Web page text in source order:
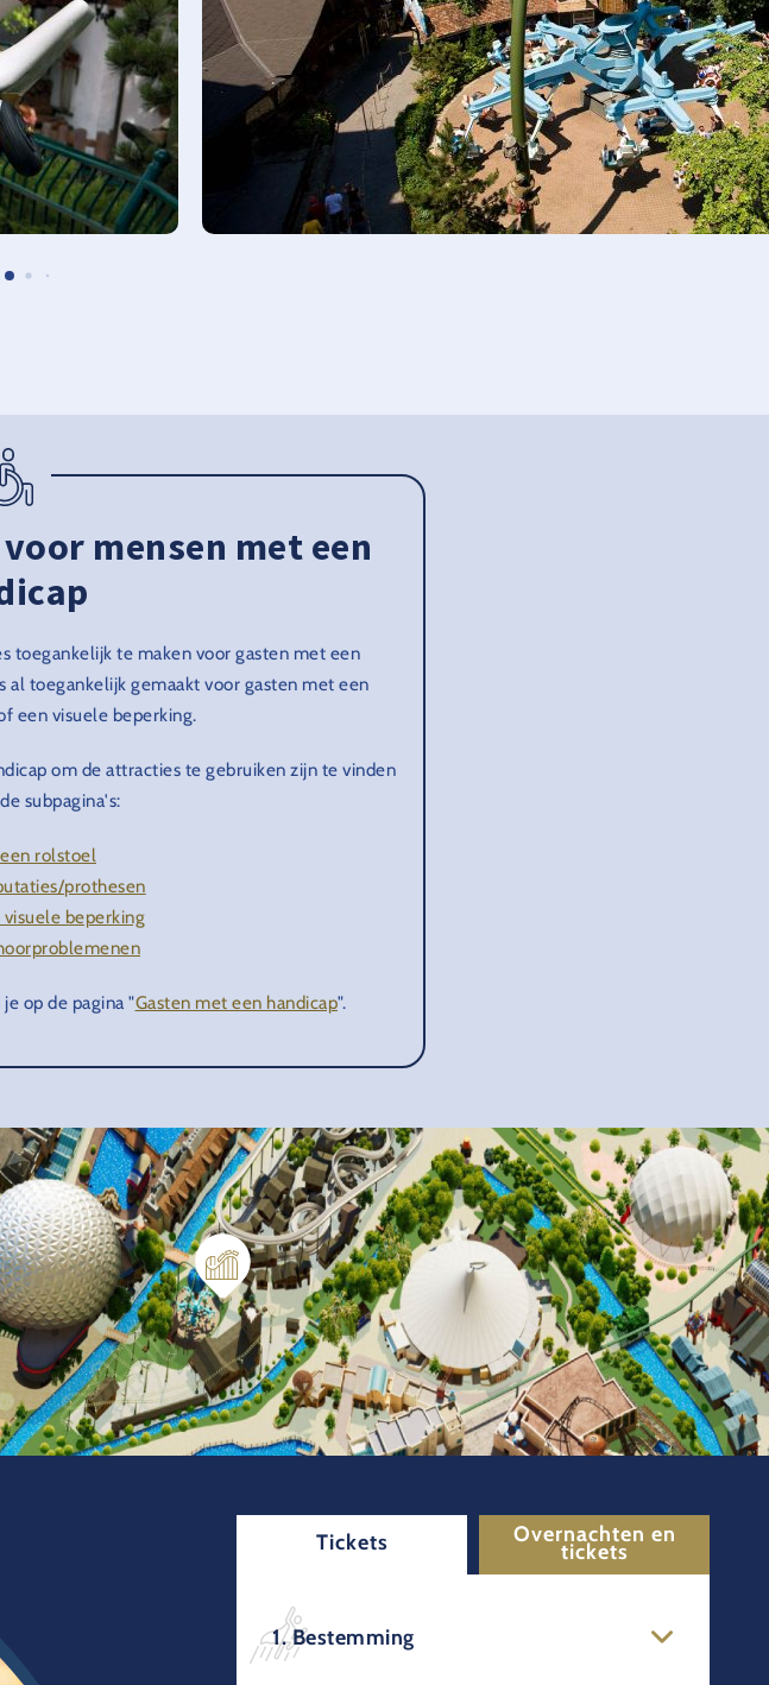
mensen met een
toegankelijk te maken voor gasten met een
al toegankelijk gemaakt voor gasten met een
een visuele beperking.
om de attracties te gebruiken zijn te vinden
subpagina's:
rolstoel
prothesen
beperking
op de pagina "Gasten met een handicap".
Tickets Overnachten en
tickets
1. Bestemming